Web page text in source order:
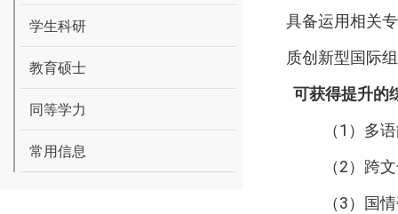
学生科研
教育硕士
同等学力
常用信息
具备运用相关
质创新型国际
可获得提升的
（1 ）多
（2）跨
（3）国